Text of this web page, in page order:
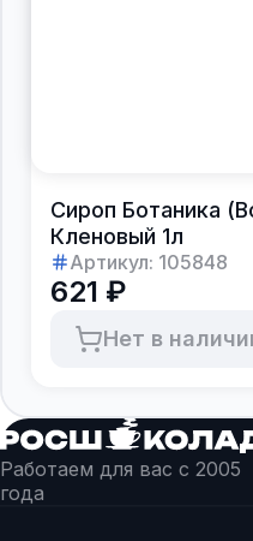
Сироп Ботаника
Кленовый 1л
Артикул: 105848
621 ₽
Нет в
Работаем для вас с 2005
года